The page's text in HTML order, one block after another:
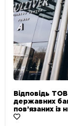
Відповідь
державних
пов’язаних із